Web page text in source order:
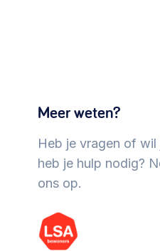
Uitdaagrecht,
democratie >
Meer weten?
Heb je vragen of
heb je hulp nodig?
ons op.